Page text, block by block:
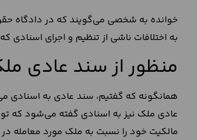
خوانده به شخصی می‌گویند که در دادگاه
به اختلافات ناشی از تنظیم و اجرای اسنادی
منظور از سند عادی
همانگونه که گفتیم، سند عادی به اسنادی
عادی ملک نیز به اسنادی گفته می‌شود که
مالکیت خود را نسبت به ملک مورد معامله در